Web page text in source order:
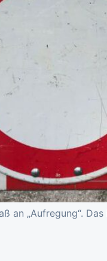
an „Aufregung“.